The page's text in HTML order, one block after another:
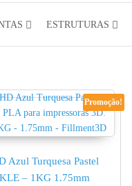
ESTRUTURAS
Promoção!
Azul Turquesa Pastel
– 1KG 1.75mm